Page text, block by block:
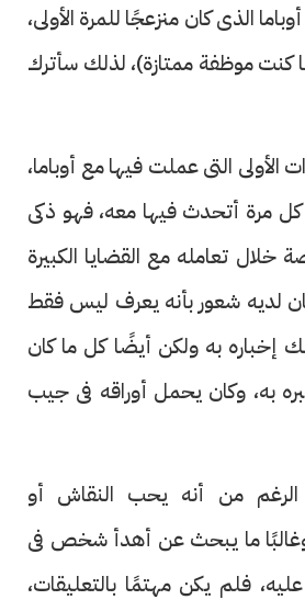
الذى كان منزعجًا للمرة الأولى،
كنت موظفة ممتازة)، لذلك سأترك
التى عملت فيها مع أوباما،
كل مرة أتحدث فيها معه، فهو ذكى
خلال تعامله مع القضايا الكبيرة
لديه شعور بأنه يعرف ليس فقط
به ولكن أيضًا كل ما كان
به، وكان يحمل أوراقه فى جيب
من أنه يحب النقاش أو
وغالبًا ما يبحث عن أهدأ شخص فى
فلم يكن مهتمًا بالتعليقات،